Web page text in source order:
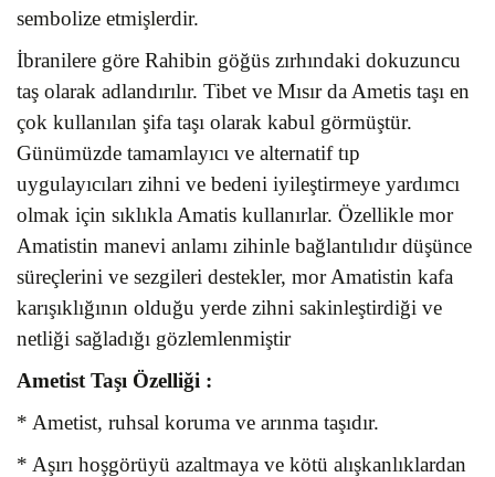
sembolize etmişlerdir.
İbranilere göre Rahibin göğüs zırhındaki dokuzuncu
taş olarak adlandırılır. Tibet ve Mısır da Ametis taşı en
çok kullanılan şifa taşı olarak kabul görmüştür.
Günümüzde tamamlayıcı ve alternatif tıp
uygulayıcıları zihni ve bedeni iyileştirmeye yardımcı
olmak için sıklıkla Amatis kullanırlar. Özellikle mor
Amatistin manevi anlamı zihinle bağlantılıdır düşünce
süreçlerini ve sezgileri destekler, mor Amatistin kafa
karışıklığının olduğu yerde zihni sakinleştirdiği ve
netliği sağladığı gözlemlenmiştir
Ametist Taşı Özelliği :
* Ametist, ruhsal koruma ve arınma taşıdır.
* Aşırı hoşgörüyü azaltmaya ve kötü alışkanlıklardan